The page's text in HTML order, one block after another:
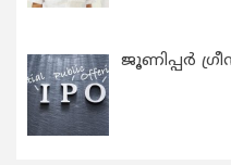
ജൂണിപ്പർ